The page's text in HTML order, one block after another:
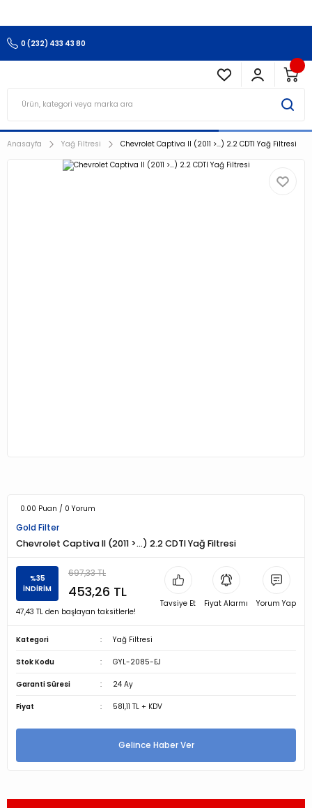
0 (232) 433 43 80
Anasayfa Yağ Filtresi Chevrolet Captiva II (2011 >…) 2.2 CDTI Yağ Filtresi
0.00 Puan / 0 Yorum
Gold Filter
Chevrolet Captiva II (2011 >…) 2.2 CDTI Yağ Filtresi
%35
İNDİRİM
697,33 TL
453,26 TL
47,43 TL den başlayan taksitlerle!
Tavsiye Et Fiyat Alarmı Yorum Yap
Kategori Yağ Filtresi
Stok Kodu GYL-2085-EJ
Garanti Süresi 24 Ay
Fiyat 581,11 TL + KDV
Gelince Haber Ver